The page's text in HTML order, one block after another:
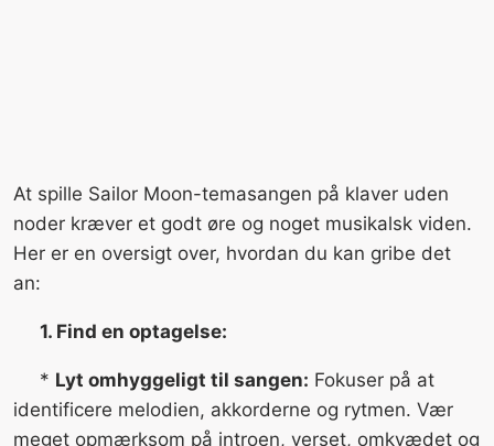
At spille Sailor Moon-temasangen på klaver uden
noder kræver et godt øre og noget musikalsk viden.
Her er en oversigt over, hvordan du kan gribe det
an:
1. Find en optagelse:
* Lyt omhyggeligt til sangen: Fokuser på at
identificere melodien, akkorderne og rytmen. Vær
meget opmærksom på introen, verset, omkvædet og